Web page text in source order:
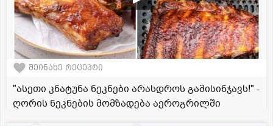
შეინახე რეცეპტი
"ასეთი კნატუნა ნეკნები არასდროს გამისინჯავს!" -
ღორის ნეკნების მომზადება აეროგრილში